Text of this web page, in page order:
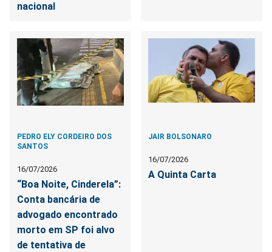
nacional
PEDRO ELY CORDEIRO DOS
SANTOS
16/07/2026
“Boa Noite, Cinderela”:
Conta bancária de
advogado encontrado
morto em SP foi alvo
de tentativa de
JAIR BOLSONARO
16/07/2026
A Quinta Carta